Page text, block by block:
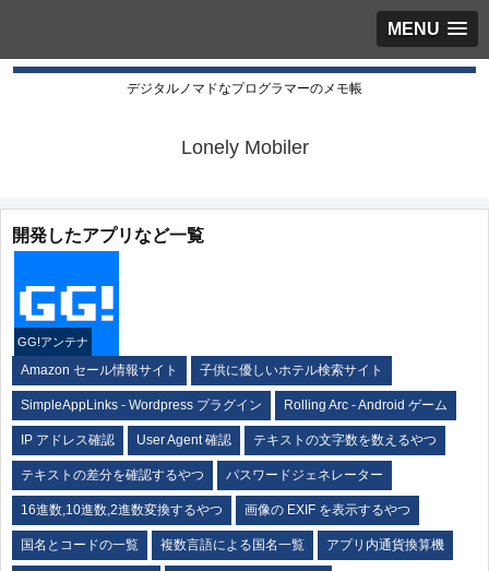
MENU
デジタルノマドなプログラマーのメモ帳
Lonely Mobiler
開発したアプリなど一覧
GG!アンテナ
Amazon セール情報サイト 子供に優しいホテル検索サイト
SimpleAppLinks - Wordpress プラグイン Rolling Arc - Android ゲーム
IP アドレス確認 User Agent 確認 テキストの文字数を数えるやつ
テキストの差分を確認するやつ パスワードジェネレーター
16進数,10進数,2進数変換するやつ 画像の EXIF を表示するやつ
国名とコードの一覧 複数言語による国名一覧 アプリ内通貨換算機